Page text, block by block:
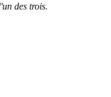
des trois.